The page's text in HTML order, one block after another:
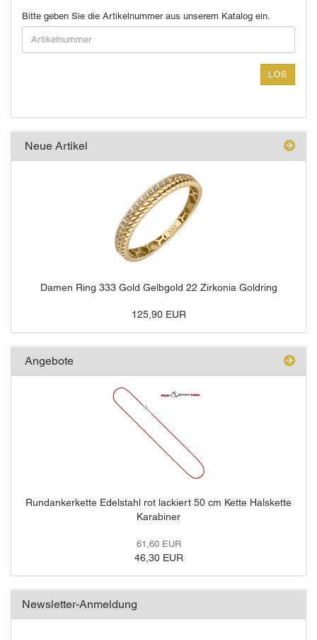
BITTE
GEBEN
SIE
DIE
EIN.
Bitte geben Sie die Artikelnummer aus unserem Katalog ein.
LOS
Neue Artikel
Damen Ring 333 Gold Gelbgold 22 Zirkonia Goldring
125,90 EUR
Angebote
Rundankerkette Edelstahl rot lackiert 50 cm Kette Halskette
Karabiner
61,60 EUR
46,30 EUR
Newsletter-Anmeldung